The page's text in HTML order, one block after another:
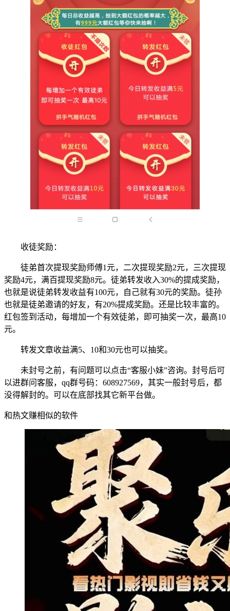
收徒奖励：
徒弟首次提现奖励师傅1元，二次提现奖励2元，三次提现
奖励4元，满百提现奖励8元。徒弟转发收入30%的提成奖励，
也就是说徒弟转发收益有100元，自己就有30元的奖励。徒孙
也就是徒弟邀请的好友，有20%提成奖励。还是比较丰富的。
红包签到活动，每增加一个有效徒弟，即可抽奖一次，最高10
元。
转发文章收益满5、10和30元也可以抽奖。
未封号之前，有问题可以点击“客服小妹”咨询。封号后可
以进群问客服，qq群号码：608927569，其实一般封号后，都
没得解封的。可以在底部找其它新平台做。
和热文赚相似的软件